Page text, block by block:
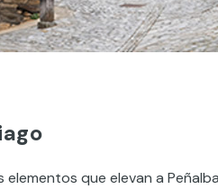
elementos que elevan a